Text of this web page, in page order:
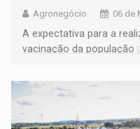
Agronegócio 06 de
A expectativa para a
vacinação da população